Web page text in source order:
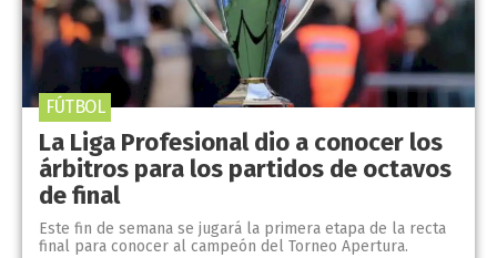
La Liga Profesional dio a conocer los
árbitros para los partidos de octavos
de final
Este fin de semana se jugará la primera etapa de la recta
final para conocer al campeón del Torneo Apertura.
FÚTBOL